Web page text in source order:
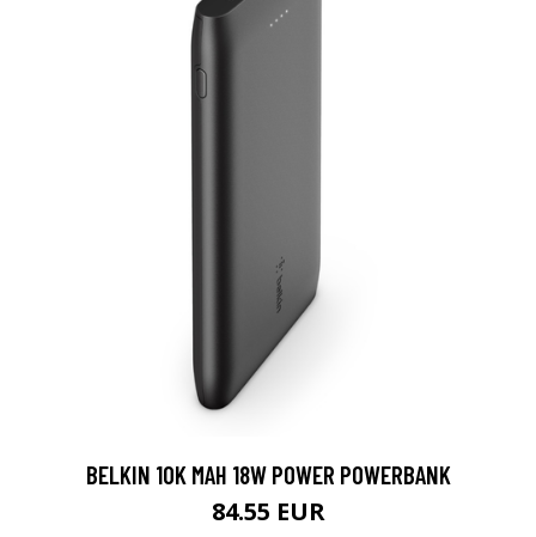
BELKIN 10K MAH 18W POWER POWERBANK
84.55 EUR